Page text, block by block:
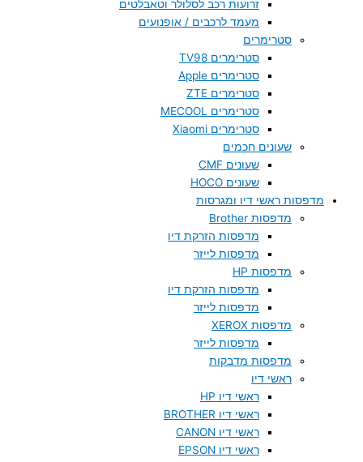
זרועות רכב לסלולר וטאבלטים
מעמד לרכבים / אופנועים
סטרימרים
סטרימרים TV98
סטרימרים Apple
סטרימרים ZTE
סטרימרים MECOOL
סטרימרים Xiaomi
שעונים חכמים
שעונים CMF
שעונים HOCO
מדפסות ראשי דיו ומגרסות
מדפסות Brother
מדפסות הזרקת דיו
מדפסות לייזר
מדפסות HP
מדפסות הזרקת דיו
מדפסות לייזר
מדפסות XEROX
מדפסות לייזר
מדפסות מדבקות
ראשי דיו
ראשי דיו HP
ראשי דיו BROTHER
ראשי דיו CANON
ראשי דיו EPSON